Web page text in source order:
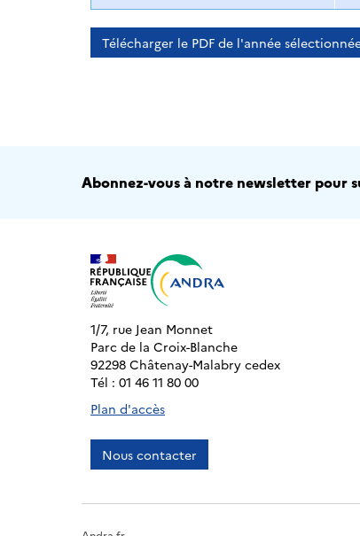
Télécharger le PDF de l'année
Abonnez-vous à notre newsletter pour
1/7, rue Jean Monnet
Parc de la Croix-Blanche
92298 Châtenay-Malabry cedex
Tél : 01 46 11 80 00
Plan d'accès
Nous contacter